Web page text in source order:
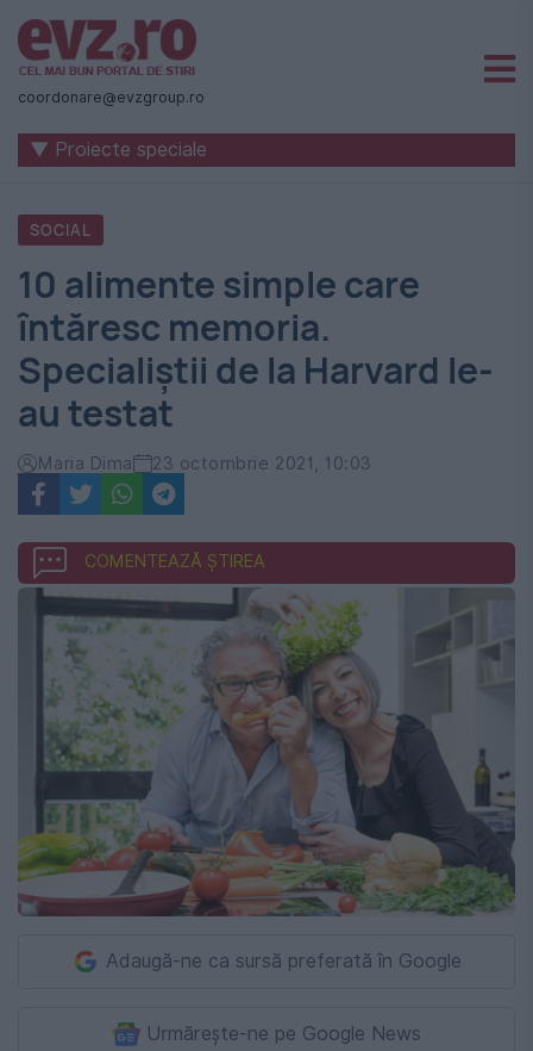
Știri
naționale
internaționale
România
-
Evenimentul
Zilei
coordonare@evzgroup.ro
▼ Proiecte speciale
SOCIAL
10 alimente simple care
întăresc memoria.
Specialiștii de la Harvard le-
au testat
Maria Dima 23 octombrie 2021, 10:03
COMENTEAZĂ ȘTIREA
Adaugă-ne ca sursă preferată în Google
Urmărește-ne pe Google News